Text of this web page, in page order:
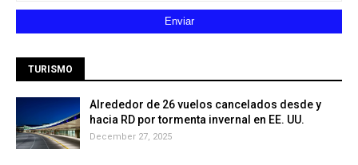
TURISMO
Alrededor de 26 vuelos cancelados desde y
hacia RD por tormenta invernal en EE. UU.
December 27, 2025